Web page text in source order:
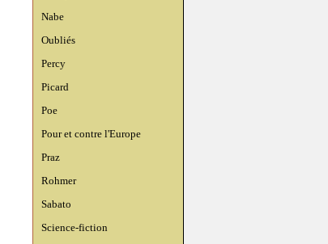
Nabe
Oubliés
Percy
Picard
Poe
Pour et contre l'Europe
Praz
Rohmer
Sabato
Science-fiction